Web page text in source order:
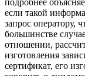
если такой
запрос оператору,
большинстве
отношении,
изготовления
сертификат, его